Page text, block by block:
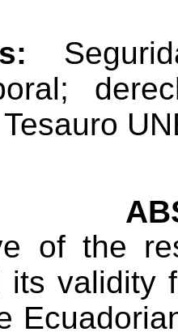
of the
its validity